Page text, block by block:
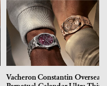
Vacheron Constantin Overseas